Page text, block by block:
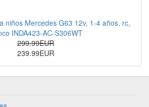
niños Mercedes G63 12v, 1-4 años, rc,
INDA423-AC-S306WT
299.99EUR
239.99EUR